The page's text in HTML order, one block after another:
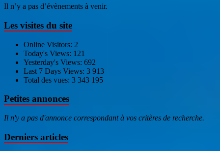
Il n’y a pas d’évènements à venir.
Les visites du site
Online Visitors: 2
Today's Views: 121
Yesterday's Views: 692
Last 7 Days Views: 3 913
Total des vues: 3 343 195
Petites annonces
Il n'y a pas d'annonce correspondant à vos critères de recherche.
Derniers articles